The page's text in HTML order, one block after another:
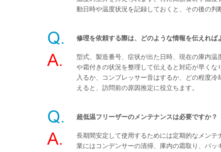
動日時や温度状況を記録しておくと、その後の判
修理を依頼する際は、どのような情報を伝えれば
型式、製造番号、症状が出た日時、現在の庫内温
や霜付きの状況を整理して伝えると対応が早くな
入るか、コンプレッサー音はするか、どの程度冷
えると、訪問前の原因推定に役立ちます。
超低温フリーザーのメンテナンスは必要ですか？
長期間安定して使用するためには定期的なメンテ
業にはコンデンサーの清掃、庫内の霜取り、パッ